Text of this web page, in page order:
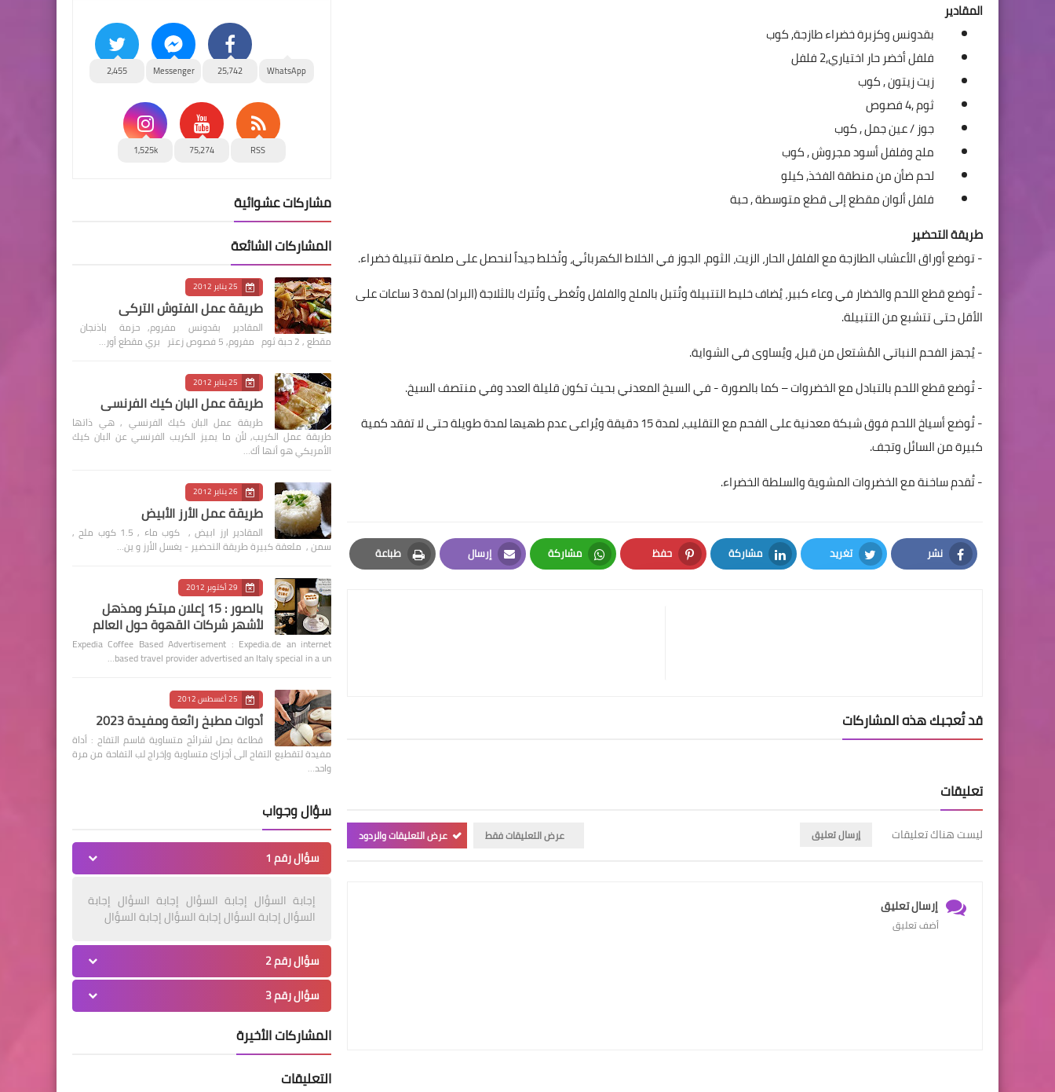
المقادير
بقدونس وكزبرة خضراء طازجة, كوب
فلفل أخضر حار اختياري,2 فلفل
زيت زيتون , كوب
ثوم ,4 فصوص
جوز / عين جمل , كوب
ملح وفلفل أسود مجروش , كوب
لحم ضأن من منطقة الفخذ, كيلو
فلفل ألوان مقطع إلى قطع متوسطة , حبة
طريقة التحضير
- توضع أوراق الأعشاب الطازجة مع الفلفل الحار، الزيت، الثوم، الجوز في الخلاط الكهربائي، وتُخلط جيداً لنحصل على صلصة تتبيلة خضراء.
- تُوضع قطع اللحم والخضار في وعاء كبير، يُضاف خليط التتبيلة وتُتبل بالملح والفلفل وتُغطى وتُترك بالثلاجة (البراد) لمدة 3 ساعات على
الأقل حتى تتشبع من التتبيلة.
- يُجهز الفحم النباتي المُشتعل من قبل، ويُساوى في الشواية.
- تُوضع قطع اللحم بالتبادل مع الخضروات – كما بالصورة - في السيخ المعدني بحيث تكون قليلة العدد وفي منتصف السيخ.
- تُوضع أسياخ اللحم فوق شبكة معدنية على الفحم مع التقليب، لمدة 15 دقيقة ويُراعى عدم طهيها لمدة طويلة حتى لا تفقد كمية
كبيرة من السائل وتجف.
- تُقدم ساخنة مع الخضروات المشوية والسلطة الخضراء.
نشر
Facebook
تغريد
Twitter
مشاركة
LinkedIn
حفظ
Pinterest
مشاركة
Whatsapp
إرسال
Email
طباعة
Print
قد تُعجبك هذه المشاركات
تعليقات
ليست هناك تعليقات إرسال تعليق عرض التعليقات فقط عرض التعليقات والردود
إرسال تعليق
أضف تعليق
WhatsApp
25,742
Messenger
2,455
RSS
75,274
1,525k
مشاركات عشوائية
المشاركات الشائعة
25 يناير 2012
طريقة عمل الفتوش التركي
المقادير بقدونس مفروم, حزمة باذنجان
مقطع , 2 حبة ثوم مفروم, 5 فصوص زعتر بري مقطع أور…
25 يناير 2012
طريقة عمل البان كيك الفرنسي
طريقة عمل البان كيك الفرنسي , هي ذاتها
طريقة عمل الكريب, لأن ما يميز الكريب الفرنسي عن البان كيك
الأمريكي هو أنها أك…
26 يناير 2012
طريقة عمل الأرز الأبيض
المقادير ارز ابيض , كوب ماء , 1.5 كوب ملح ,
سمن , ملعقة كبيرة طريقة التحضير - يغسل الأرز و ين…
29 أكتوبر 2012
بالصور : 15 إعلان مبتكر ومذهل
لأشهر شركات القهوة حول العالم
Expedia Coffee Based Advertisement : Expedia.de an internet
based travel provider advertised an Italy special in a un…
25 أغسطس 2012
أدوات مطبخ رائعة ومفيدة 2023
قطاعة بصل لشرائح متساوية قاسم التفاح : أداة
مفيدة لتقطيع التفاح الى أجزائ متساوية وإخراج لب التفاحة من مرة
واحد…
سؤال وجواب
سؤال رقم 1
إجابة السؤال إجابة السؤال إجابة السؤال إجابة
السؤال إجابة السؤال إجابة السؤال إجابة السؤال
سؤال رقم 2
سؤال رقم 3
المشاركات الأخيرة
التعليقات